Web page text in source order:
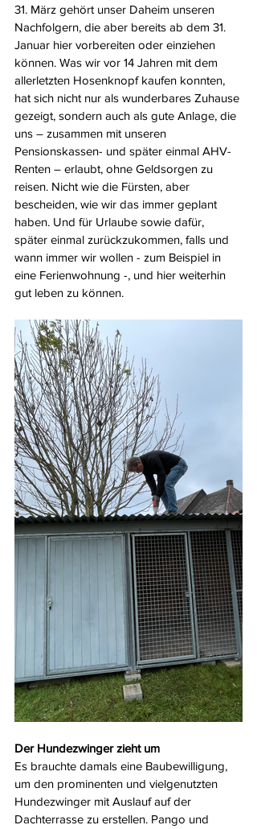
31. März gehört unser Daheim unseren
Nachfolgern, die aber bereits ab dem 31.
Januar hier vorbereiten oder einziehen
können. Was wir vor 14 Jahren mit dem
allerletzten Hosenknopf kaufen konnten,
hat sich nicht nur als wunderbares Zuhause
gezeigt, sondern auch als gute Anlage, die
uns – zusammen mit unseren
Pensionskassen- und später einmal AHV-
Renten – erlaubt, ohne Geldsorgen zu
reisen. Nicht wie die Fürsten, aber
bescheiden, wie wir das immer geplant
haben. Und für Urlaube sowie dafür,
später einmal zurückzukommen, falls und
wann immer wir wollen - zum Beispiel in
eine Ferienwohnung -, und hier weiterhin
gut leben zu können.
Der Hundezwinger zieht um
Es brauchte damals eine Baubewilligung,
um den prominenten und vielgenutzten
Hundezwinger mit Auslauf auf der
Dachterrasse zu erstellen. Pango und